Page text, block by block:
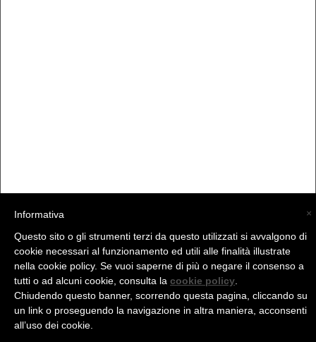
(C) La Valtellina - info@la-valtellina.com -
×
Informativa
Questo sito o gli strumenti terzi da questo utilizzati si avvalgono di
cookie necessari al funzionamento ed utili alle finalità illustrate
nella cookie policy. Se vuoi saperne di più o negare il consenso a
tutti o ad alcuni cookie, consulta la cookie policy
Chiudendo questo banner, scorrendo questa pagina, cliccando su
un link o proseguendo la navigazione in altra maniera, acconsenti
all’uso dei cookie.